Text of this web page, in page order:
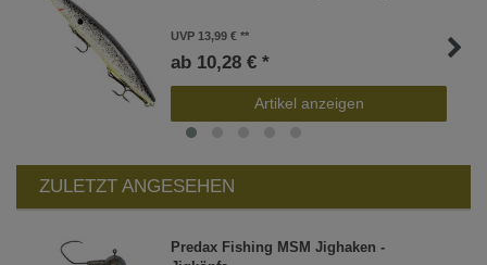
UVP 13,99 €
ab 10,28 € *
Artikel anzeigen
ZULETZT ANGESEHEN
Predax Fishing MSM Jighaken -